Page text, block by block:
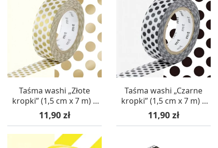
Taśma washi „Złote
kropki” (1,5 cm x 7 m) –
mt masking tape
Cena
11,90 zł
Taśma washi „Czarne
kropki” (1,5 cm x 7 m) –
mt masking tape
Cena
11,90 zł